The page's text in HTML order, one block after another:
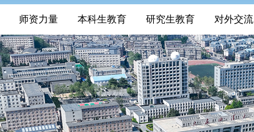
师资力量 本科生教育 研究生教育 对外交流